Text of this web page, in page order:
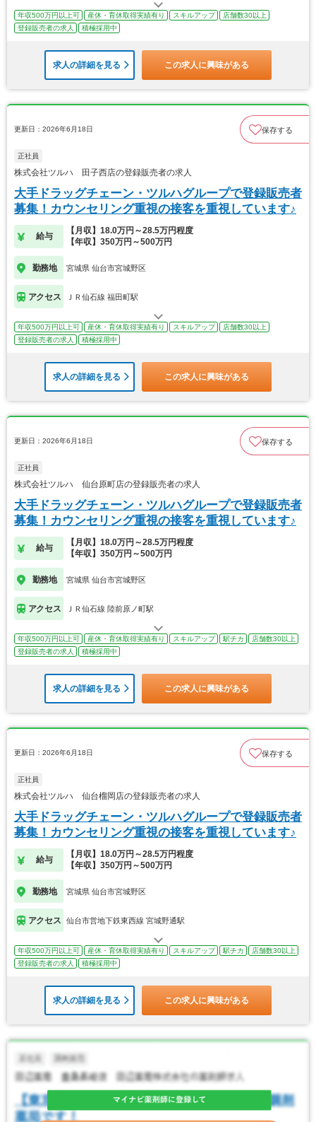
年収500万円以上可 産休・育休取得実績有り スキルアップ
店舗数30以上
登録販売者の求人
積極採用中
求人の詳細を見る この求人に興味がある
更新日：2026年6月18日 保存する
正社員
株式会社ツルハ 田子西店の登録販売者の求人
大手ドラッグチェーン・ツルハグループで登録販売者
募集！カウンセリング重視の接客を重視しています♪
給与
【月収】18.0万円～28.5万円程度
【年収】350万円～500万円
勤務地 宮城県 仙台市宮城野区
アクセス ＪＲ仙石線 福田町駅
年収500万円以上可 産休・育休取得実績有り スキルアップ
店舗数30以上
登録販売者の求人
積極採用中
求人の詳細を見る この求人に興味がある
更新日：2026年6月18日 保存する
正社員
株式会社ツルハ 仙台原町店の登録販売者の求人
大手ドラッグチェーン・ツルハグループで登録販売者
募集！カウンセリング重視の接客を重視しています♪
給与
【月収】18.0万円～28.5万円程度
【年収】350万円～500万円
勤務地 宮城県 仙台市宮城野区
アクセス ＪＲ仙石線 陸前原ノ町駅
年収500万円以上可 産休・育休取得実績有り スキルアップ 駅チカ
店舗数30以上
登録販売者の求人
積極採用中
求人の詳細を見る この求人に興味がある
更新日：2026年6月18日 保存する
正社員
株式会社ツルハ 仙台榴岡店の登録販売者の求人
大手ドラッグチェーン・ツルハグループで登録販売者
募集！カウンセリング重視の接客を重視しています♪
給与
【月収】18.0万円～28.5万円程度
【年収】350万円～500万円
勤務地 宮城県 仙台市宮城野区
アクセス 仙台市営地下鉄東西線 宮城野通駅
年収500万円以上可 産休・育休取得実績有り スキルアップ 駅チカ
店舗数30以上
登録販売者の求人
積極採用中
求人の詳細を見る この求人に興味がある